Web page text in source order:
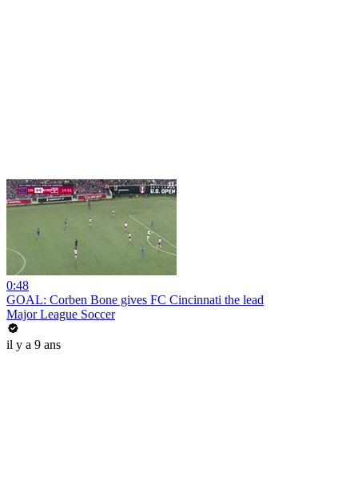
0:48
GOAL: Corben Bone gives FC Cincinnati the lead
Major League Soccer
il y a 9 ans